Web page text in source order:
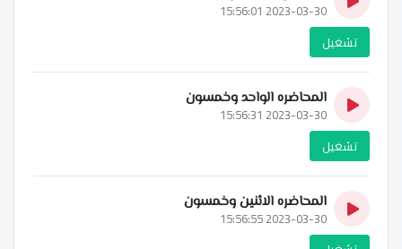
2023-03-30 15:56:01
تشغيل
المحاضره الواحد وخمسون
2023-03-30 15:56:31
تشغيل
المحاضره الاثنين وخمسون
2023-03-30 15:56:55